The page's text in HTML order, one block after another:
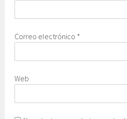
Correo electrónico *
Web